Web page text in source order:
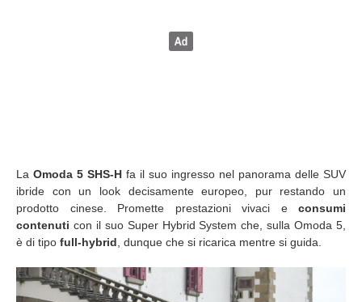
La Omoda 5 SHS-H fa il suo ingresso nel panorama delle SUV
ibride con un look decisamente europeo, pur restando un
prodotto cinese. Promette prestazioni vivaci e consumi
contenuti con il suo Super Hybrid System che, sulla Omoda 5,
è di tipo full-hybrid , dunque che si ricarica mentre si guida.